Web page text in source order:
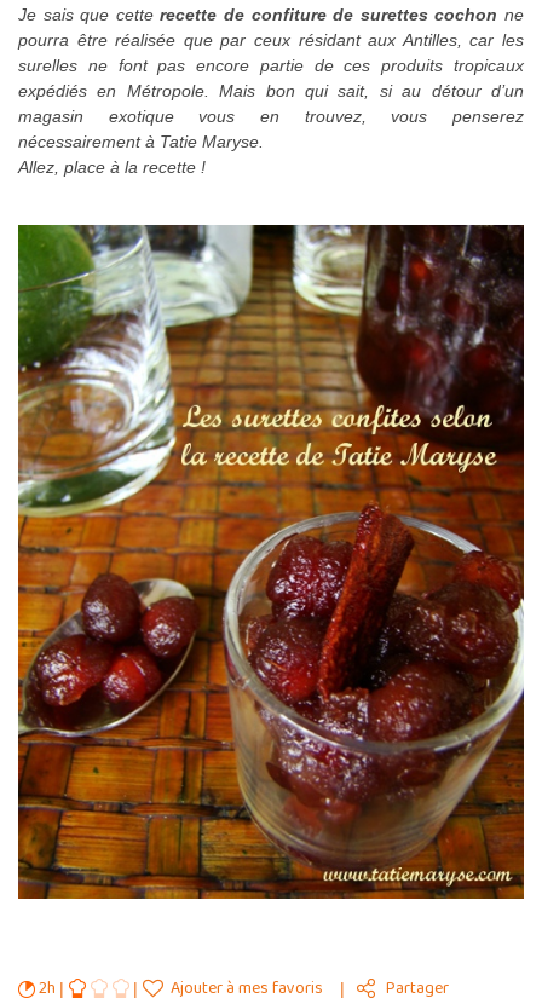
Je sais que cetterecette de confiture de surettes cochon ne
pourra être réalisée que par ceux résidant aux Antilles, car les
surelles ne font pas encore partie de ces produits tropicaux
expédiés en Métropole. Mais bon qui sait, si au détour d’un
magasin exotique vous en trouvez, vous penserez
nécessairement à Tatie Maryse.
Allez, place à la recette !
2h Ajouter à mes favoris Partager